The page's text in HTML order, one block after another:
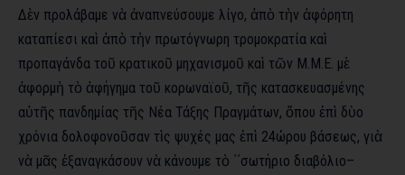
Δὲν προλάβαμε νὰ ἀναπνεύσουμε λίγο, ἀπὸ τὴν ἀφόρητη
καταπίεσι καὶ ἀπὸ τὴν πρωτόγνωρη τρομοκρατία καὶ
προπαγάνδα τοῦ κρατικοῦ μηχανισμοῦ καὶ τῶν Μ.Μ.Ε. μὲ
ἀφορμὴ τὸ ἀφήγημα τοῦ κορωναϊοῦ, τῆς κατασκευασμένης
αὐτῆς πανδημίας τῆς Νέα Τάξης Πραγμάτων, ὅπου ἐπὶ δὺο
χρόνια δολοφονοῦσαν τὶς ψυχές μας ἐπὶ 24ώρου βάσεως, γιὰ
νὰ μᾶς ἐξαναγκάσουν νὰ κάνουμε τὸ ΄΄σωτήριο διαβόλιο–